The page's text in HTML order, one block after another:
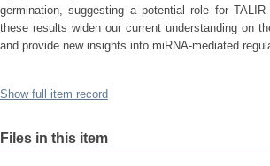
germination, suggesting a potential role for
these results widen our current understanding on
and provide new insights into miRNA-mediated
Show full item record
Files in this item